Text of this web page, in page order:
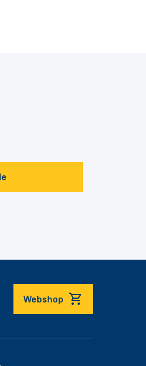
Webshop